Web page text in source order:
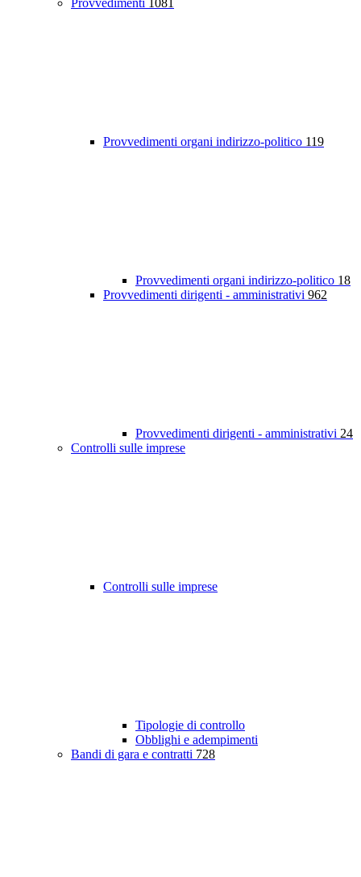
Provvedimenti 1081
Provvedimenti organi indirizzo-politico 119
Provvedimenti organi indirizzo-politico 18
Provvedimenti dirigenti - amministrativi 962
Provvedimenti dirigenti - amministrativi 24
Controlli sulle imprese
Controlli sulle imprese
Tipologie di controllo
Obblighi e adempimenti
Bandi di gara e contratti 728